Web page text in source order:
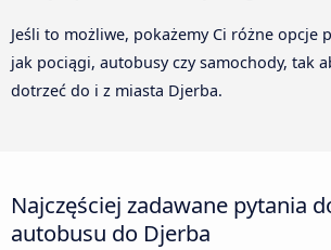
Jeśli to możliwe, pokażemy Ci różne opcje
jak pociągi, autobusy czy samochody, tak
dotrzeć do i z miasta Djerba.
Najczęściej zadawane pytania
autobusu do Djerba